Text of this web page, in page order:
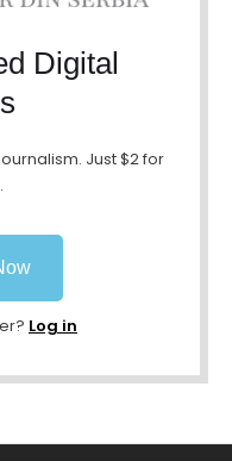
Digital
Just $2 for
Log in